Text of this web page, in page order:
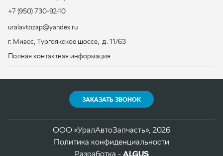
Политика конфиденциальности